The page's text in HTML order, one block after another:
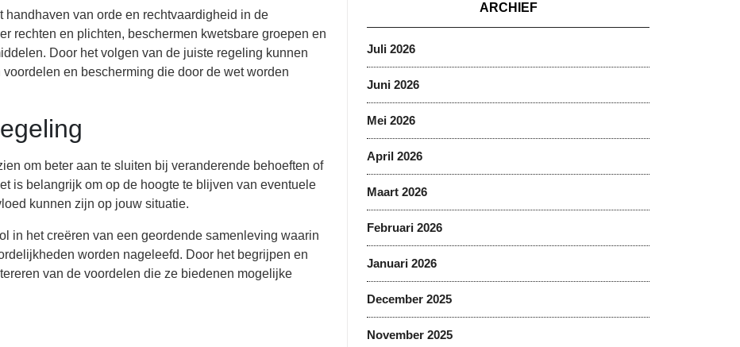
van orde en rechtvaardigheid in de
rechten en plichten, beschermen kwetsbare groepen en
Door het volgen van de juiste regeling kunnen
en bescherming die door de wet worden
om beter aan te sluiten bij veranderende behoeften of
is belangrijk om op de hoogte te blijven van eventuele
kunnen zijn op jouw situatie.
in het creëren van een geordende samenleving waarin
worden nageleefd. Door het begrijpen en
van de voordelen die ze biedenen mogelijke
ARCHIEF
Juli 2026
Juni 2026
Mei 2026
April 2026
Maart 2026
Februari 2026
Januari 2026
December 2025
November 2025